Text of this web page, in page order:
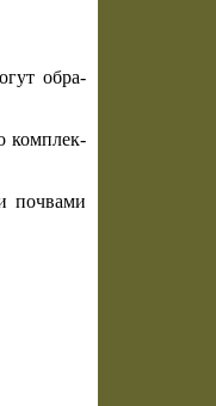
обра­
комплек­
почвами